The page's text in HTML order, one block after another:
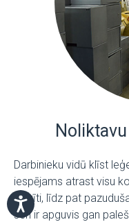
Darbinieku vidū klīst
iespējams atrast visu
šķīvīti, līdz pat
sen ir apguvis gan